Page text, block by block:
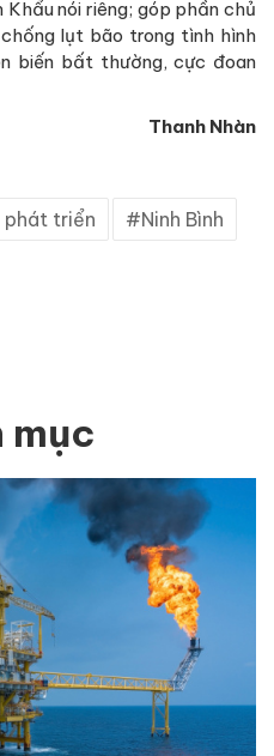
nói riêng; góp phần chủ
lụt bão trong tình hình
biến bất thường, cực đoan
Thanh Nhàn
phát triển Ninh Bình
mục